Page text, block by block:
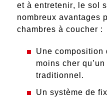
et à entretenir, le sol
nombreux avantages
chambres à coucher :
Une composition
moins cher
traditionnel.
Un système de